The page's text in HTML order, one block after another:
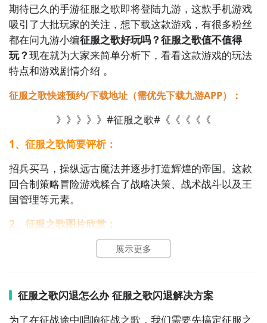
期待已久的手游征服之歌即将登陆九游，这款手机游戏
吸引了大批玩家的关注，想下载这款游戏，有很多粉丝
都在问九游小编征服之歌好玩吗？征服之歌值不值得
玩？现在就为大家来简单分析下，看看这款游戏的玩法
特点和游戏剧情介绍 。
征服之歌快速预约/下载地址（需优先下载九游APP）：
》》》》》#征服之歌#《《《《《
1、征服之歌简要评析：
招兵买马，操纵远古魔法并逐步打造辉煌的帝国。这款
回合制策略冒险游戏糅合了战略决策、战术战斗以及王
国管理等元素。
2、征服之歌图片欣赏：
展示更多
征服之歌闪退怎么办 征服之歌闪退解决方案
为了在征战途中唱响征战之歌，我们需要先搞定征服之